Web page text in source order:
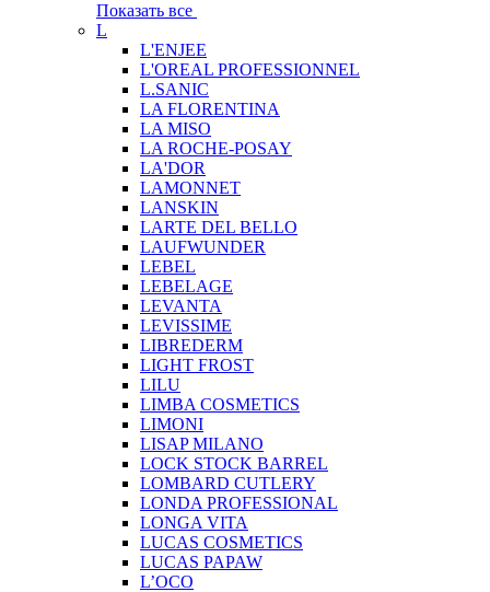
Показать все
L
L'ENJEE
L'OREAL PROFESSIONNEL
L.SANIC
LA FLORENTINA
LA MISO
LA ROCHE-POSAY
LA'DOR
LAMONNET
LANSKIN
LARTE DEL BELLO
LAUFWUNDER
LEBEL
LEBELAGE
LEVANTA
LEVISSIME
LIBREDERM
LIGHT FROST
LILU
LIMBA COSMETICS
LIMONI
LISAP MILANO
LOCK STOCK BARREL
LOMBARD CUTLERY
LONDA PROFESSIONAL
LONGA VITA
LUCAS COSMETICS
LUCAS PAPAW
L’OCO